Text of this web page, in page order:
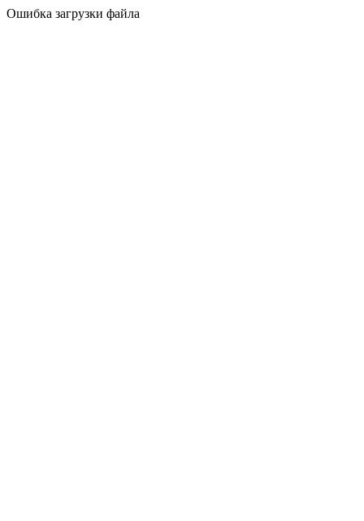
Ошибка загрузки файла